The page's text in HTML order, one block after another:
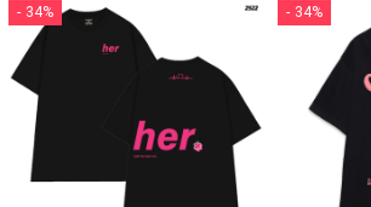
- 34% - 34%